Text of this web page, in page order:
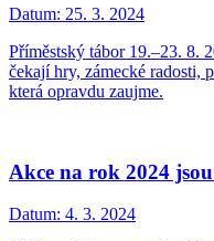
Datum: 25. 3. 2024
Příměstský tábor 19.–23. 8.
čekají hry, zámecké radosti,
která opravdu zaujme.
Akce na rok 2024
Datum: 4. 3. 2024